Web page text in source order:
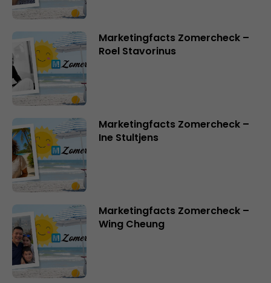
Marketingfacts Zomercheck –
Roel Stavorinus
Marketingfacts Zomercheck –
Ine Stultjens
Marketingfacts Zomercheck –
Wing Cheung